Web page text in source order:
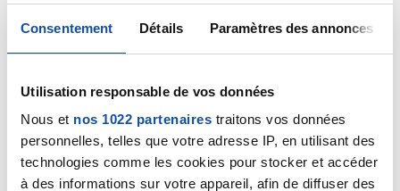
Consentement Détails Paramètres des annonces
Utilisation responsable de vos données
Nous et nos 1022 partenaires traitons vos données
personnelles, telles que votre adresse IP, en utilisant des
technologies comme les cookies pour stocker et accéder
à des informations sur votre appareil, afin de diffuser des
future chimio sera surtout la pour ne pas que cela
revienne.
Citer